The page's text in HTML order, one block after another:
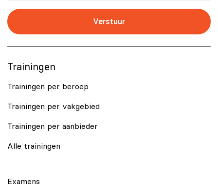
Verstuur
Trainingen
Trainingen per beroep
Trainingen per vakgebied
Trainingen per aanbieder
Alle trainingen
Examens